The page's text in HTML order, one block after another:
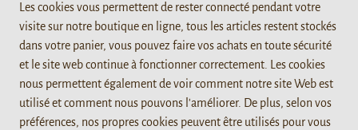
Les cookies vous permettent de rester connecté pendant votre
visite sur notre boutique en ligne, tous les articles restent stockés
dans votre panier, vous pouvez faire vos achats en toute sécurité
et le site web continue à fonctionner correctement. Les cookies
nous permettent également de voir comment notre site Web est
utilisé et comment nous pouvons l'améliorer. De plus, selon vos
préférences, nos propres cookies peuvent être utilisés pour vous